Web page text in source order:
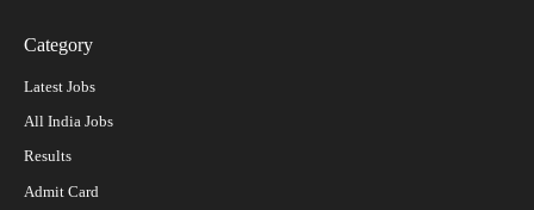
Category
Latest Jobs
All India Jobs
Results
Admit Card